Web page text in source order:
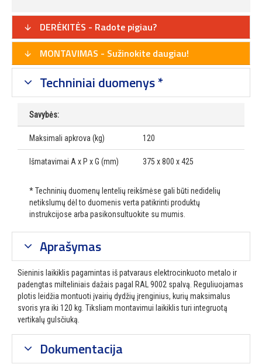
DERĖKITĖS - Radote pigiau?
MONTAVIMAS - Sužinokite daugiau!
Techniniai duomenys *
Savybės:
Maksimali apkrova (kg) 120
Išmatavimai A x P x G (mm) 375 x 800 x 425
* Techninių duomenų lentelių reikšmėse gali būti nedidelių
netikslumų dėl to duomenis verta patikrinti produktų
instrukcijose arba pasikonsultuokite su mumis.
Aprašymas
Sieninis laikiklis pagamintas iš patvaraus elektrocinkuoto metalo ir
padengtas milteliniais dažais pagal RAL 9002 spalvą. Reguliuojamas
plotis leidžia montuoti įvairių dydžių įrenginius, kurių maksimalus
svoris yra iki 120 kg. Tiksliam montavimui laikiklis turi integruotą
vertikalų gulsčiuką.
Dokumentacija